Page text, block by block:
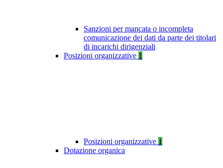
Sanzioni per mancata o incompleta
comunicazione dei dati da parte dei titolari
di incarichi dirigenziali
Posizioni organizzative 1
Posizioni organizzative 1
Dotazione organica